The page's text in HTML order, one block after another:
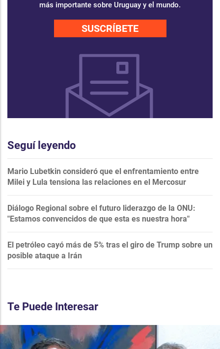
más importante sobre Uruguay y el mundo.
SUSCRÍBETE
Seguí leyendo
Mario Lubetkin consideró que el enfrentamiento entre
Milei y Lula tensiona las relaciones en el Mercosur
Diálogo Regional sobre el futuro liderazgo de la ONU:
"Estamos convencidos de que esta es nuestra hora"
El petróleo cayó más de 5% tras el giro de Trump sobre un
posible ataque a Irán
Te Puede Interesar